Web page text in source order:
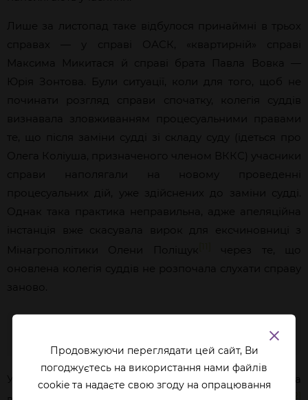
Лише за листопад таке відбулося принаймні в трьох
справах — у справі ОАСК, «квартирній» справі
Максима Микитася й справі брата Павла Вовка —
Юрія Зонтова. Були ситуації, коли для того, щоб не
починати розгляд справи спочатку, колегія суддів
визнавала зловживанням процесуальними правами
те, що після заміни судді зі складу суду (ідеться про
Олега Коліуша, призначеного членом ВККС) учасники
справи наполягали на новому проведенні
процесуальних дій, уже здійснених до заміни судді.
Однак така практика неправильна, адже апеляційна
інстанція вже скасувала вирок для ексчиновниці з
Мінагрополітики Олени Поліщук
через те, що
оновлена колегія суддів не розпочала слухати справу
заново.
У 2024 році Верховна Рада України нарешті ухвалила
Продовжуючи переглядати цей сайт, Ви
погоджуєтесь на використання нами файлів
cookie та надаєте свою згоду на опрацювання